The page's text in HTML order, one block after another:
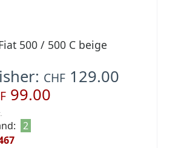
500 / 500 C beige
CHF 129.00
99.00
2